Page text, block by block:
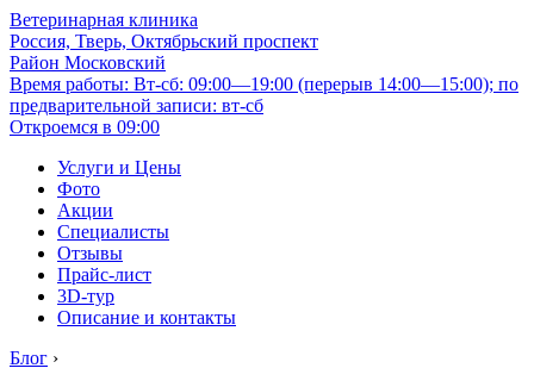
Ветеринарная клиника
Россия, Тверь, Октябрьский проспект
Район Московский
Время работы: Вт-сб: 09:00—19:00 (перерыв 14:00—15:00); по
предварительной записи: вт-сб
Откроемся в 09:00
Услуги и Цены
Фото
Акции
Специалисты
Отзывы
Прайс-лист
3D-тур
Описание и контакты
Блог ›